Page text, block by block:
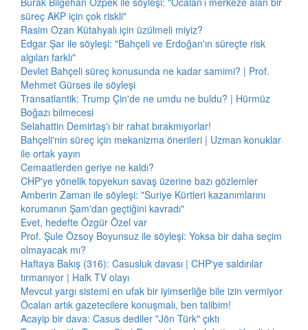
süreç AKP için çok riskli"
Rasim Ozan Kütahyalı için üzülmeli miyiz?
Edgar Şar ile söyleşi: "Bahçeli ve Erdoğan'ın süreçte risk
algıları farklı"
Devlet Bahçeli süreç konusunda ne kadar samimi? | Prof.
Mehmet Gürses ile söyleşi
Transatlantik: Trump Çin'de ne umdu ne buldu? | Hürmüz
Boğazı bilmecesi
Selahattin Demirtaş'ı bir rahat bırakmıyorlar!
Bahçeli'nin süreç için mekanizma önerileri | Uzman konuklar
ile ortak yayın
Cemaatlerden geriye ne kaldı?
CHP'ye yönelik topyekun savaş üzerine bazı gözlemler
Amberin Zaman ile söyleşi: "Suriye Kürtleri kazanımlarını
korumanın Şam'dan geçtiğini kavradı"
Evet, hedefte Özgür Özel var
Prof. Şule Özsoy Boyunsuz ile söyleşi: Yoksa bir daha seçim
olmayacak mı?
Haftaya Bakış (316): Casusluk davası | CHP'ye saldırılar
tırmanıyor | Halk TV olayı
Mevcut yargı sistemi en ufak bir iyimserliğe bile izin vermiyor
Öcalan artık gazetecilere konuşmalı, ben talibim!
Acayip bir dava: Casus dediler "Jön Türk" çıktı